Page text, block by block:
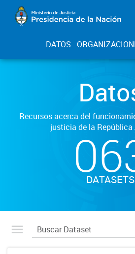
DATOS
Recursos acerca del
justicia de la República
DATASETS